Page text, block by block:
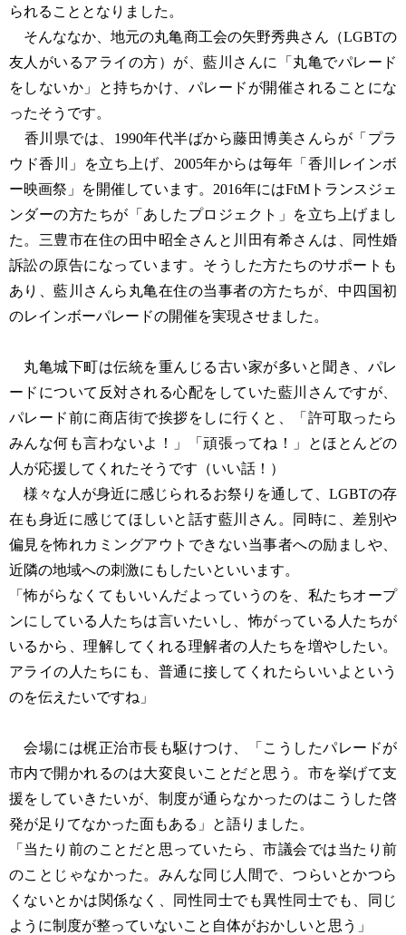
られることとなりました。
そんななか、地元の丸亀商工会の矢野秀典さん（LGBTの
友人がいるアライの方）が、藍川さんに「丸亀でパレード
をしないか」と持ちかけ、パレードが開催されることにな
ったそうです。
香川県では、1990年代半ばから藤田博美さんらが「プラ
ウド香川」を立ち上げ、2005年からは毎年「香川レインボ
ー映画祭」を開催しています。2016年にはFtMトランスジェ
ンダーの方たちが「あしたプロジェクト」を立ち上げまし
た。三豊市在住の田中昭全さんと川田有希さんは、同性婚
訴訟の原告になっています。そうした方たちのサポートも
あり、藍川さんら丸亀在住の当事者の方たちが、中四国初
のレインボーパレードの開催を実現させました。
丸亀城下町は伝統を重んじる古い家が多いと聞き、パレ
ードについて反対される心配をしていた藍川さんですが、
パレード前に商店街で挨拶をしに行くと、「許可取ったら
みんな何も言わないよ！」「頑張ってね！」とほとんどの
人が応援してくれたそうです（いい話！）
様々な人が身近に感じられるお祭りを通して、LGBTの存
在も身近に感じてほしいと話す藍川さん。同時に、差別や
偏見を怖れカミングアウトできない当事者への励ましや、
近隣の地域への刺激にもしたいといいます。
「怖がらなくてもいいんだよっていうのを、私たちオープ
ンにしている人たちは言いたいし、怖がっている人たちが
いるから、理解してくれる理解者の人たちを増やしたい。
アライの人たちにも、普通に接してくれたらいいよという
のを伝えたいですね」
会場には梶正治市長も駆けつけ、「こうしたパレードが
市内で開かれるのは大変良いことだと思う。市を挙げて支
援をしていきたいが、制度が通らなかったのはこうした啓
発が足りてなかった面もある」と語りました。
「当たり前のことだと思っていたら、市議会では当たり前
のことじゃなかった。みんな同じ人間で、つらいとかつら
くないとかは関係なく、同性同士でも異性同士でも、同じ
ように制度が整っていないこと自体がおかしいと思う」